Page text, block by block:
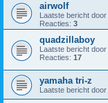
airwolf
Laatste bericht door
Reacties: 3
quadzillaboy
Laatste bericht door
Reacties: 17
yamaha tri-z
Laatste bericht door